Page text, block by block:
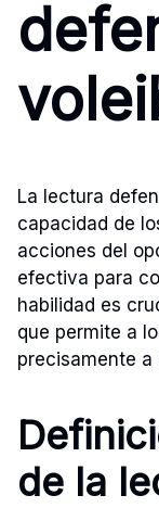
La lectura
capacidad de
acciones del
efectiva para
habilidad es
que permite a
precisamente
de la